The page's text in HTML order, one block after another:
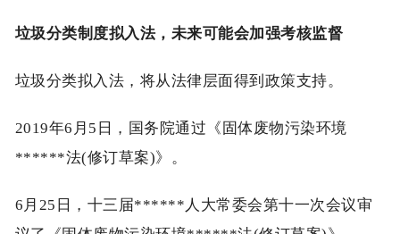
垃圾分类制度拟入法，未来可能会加强考核监督
垃圾分类拟入法，将从法律层面得到政策支持。
2019年6月5日，国务院通过《固体废物污染环境
******法(修订草案)》。
6月25日，十三届******人大常委会第十一次会议审